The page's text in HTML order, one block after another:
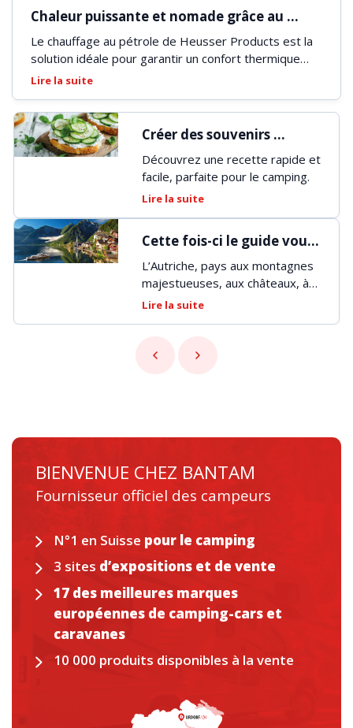
Chaleur puissante et nomade grâce au
chauffage au pétrole
Le chauffage au pétrole de Heusser Products est la
solution idéale pour garantir un confort thermique
optimal, même dans les environnements les plus
Lire la suite
Créer des souvenirs
inoubliables en famille!
Découvrez une recette rapide et
facile, parfaite pour le camping.
Lire la suite
Cette fois-ci le guide vous
emmène en Autriche
L’Autriche, pays aux montagnes
majestueuses, aux châteaux, à
l’architecture étonnante, est une
Lire la suite
BIENVENUE CHEZ BANTAM
Fournisseur officiel des campeurs
N°1 en Suisse pour le camping
3 sites d’expositions et de vente
17 des meilleures marques
européennes de camping-cars et
caravanes
10 000 produits disponibles à la vente